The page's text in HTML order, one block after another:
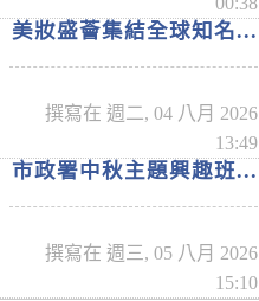
美妝盛薈集結全球知名...
撰寫在 週二, 04 八月 2026
13:49
市政署中秋主題興趣班...
撰寫在 週三, 05 八月 2026
15:10